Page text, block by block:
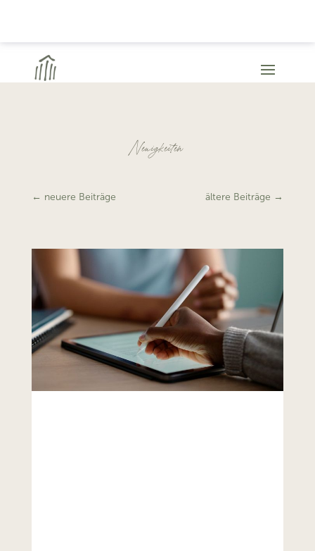
Neuigkeiten
← neuere Beiträge ältere Beiträge →